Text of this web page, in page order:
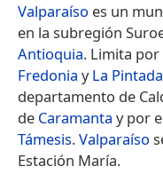
Valparaíso es un
en la subregión
Antioquia. Limita
Fredonia yLa Pintada
departamento de
de Caramanta y por
Támesis.Valparaíso
Estación María.